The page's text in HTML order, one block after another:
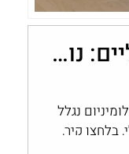
תריסי גלילה חשמליים: נוחות, שליטה ובקרת אור בבית
נגלל
בלחצן קיר,